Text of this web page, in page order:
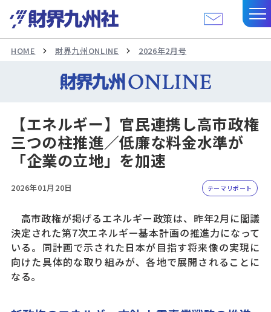
HOME 財界九州ONLINE 2026年2月号
【エネルギー】官民連携し高市政権
三つの柱推進／低廉な料金水準が
「企業の立地」を加速
2026年01月20日 テーマリポート
高市政権が掲げるエネルギー政策は、昨年2月に閣議
決定された第7次エネルギー基本計画の推進力になって
いる。同計画で示された日本が目指す将来像の実現に
向けた具体的な取り組みが、各地で展開されることに
なる。